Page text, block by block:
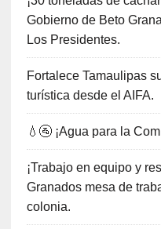
Gobierno de Beto
Los Presidentes.
Fortalece Tamaulipas
turística desde el AIFA.
💧🚰 ¡Agua para la
¡Trabajo en equipo y
Granados mesa de
colonia.